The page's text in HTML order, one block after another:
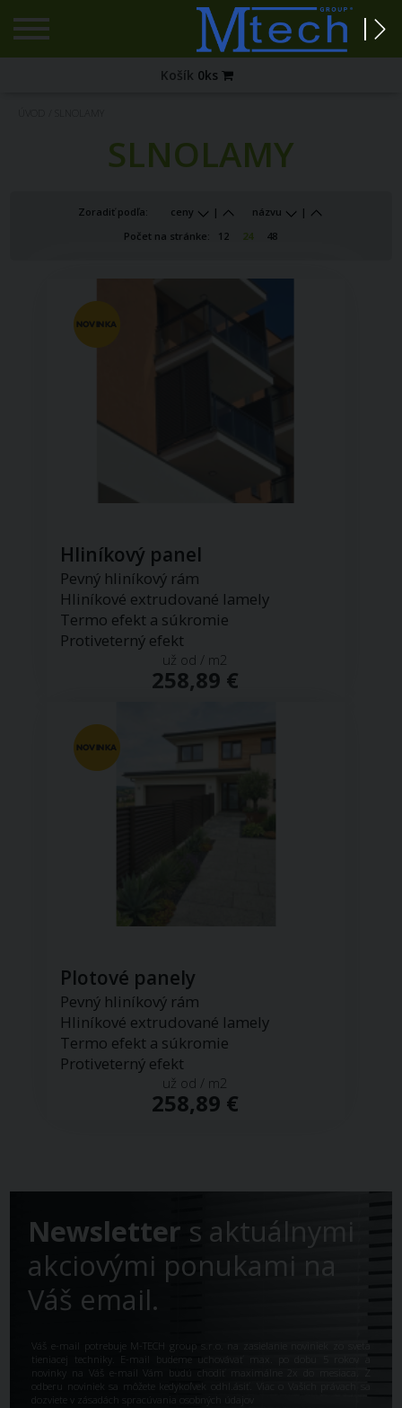
Košík 0ks
SLNOLAMY
Zoradiť podľa: ceny | názvu
|
Počet na stránke: 12 24 48
Hliníkový panel
Pevný hliníkový rám
Hliníkové extrudované lamely
Termo efekt a súkromie
Protiveterný efekt
už od / m2
258,89 €
Plotové panely
Pevný hliníkový rám
Hliníkové extrudované lamely
Termo efekt a súkromie
Protiveterný efekt
už od / m2
258,89 €
Newsletter s aktuálnymi
akciovými ponukami na
Váš email.
Váš e-mail potrebuje M-TECH group s.r.o. na zasielanie noviniek zo sveta
tieniacej techniky. E-mail budeme uchovávať max. po dobu 5 rokov a
novinky na Váš e-mail Vám budú chodiť maximálne 2x do mesiaca. Z
odberu noviniek sa môžete kedykoľvek odhl.ásiť. Viac o Vašich právach sa
dozviete v zásadách spracúvania osobných údajov